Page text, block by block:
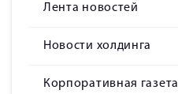
Лента новостей
Новости холдинга
Корпоративная газета